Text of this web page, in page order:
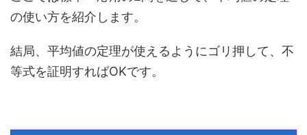
の使い方を紹介します。
結局、平均値の定理が使えるようにゴリ押して、不
等式を証明すればOKです。